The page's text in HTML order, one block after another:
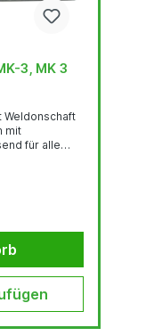
3, MK 3
Weldonschaft
mit
für alle